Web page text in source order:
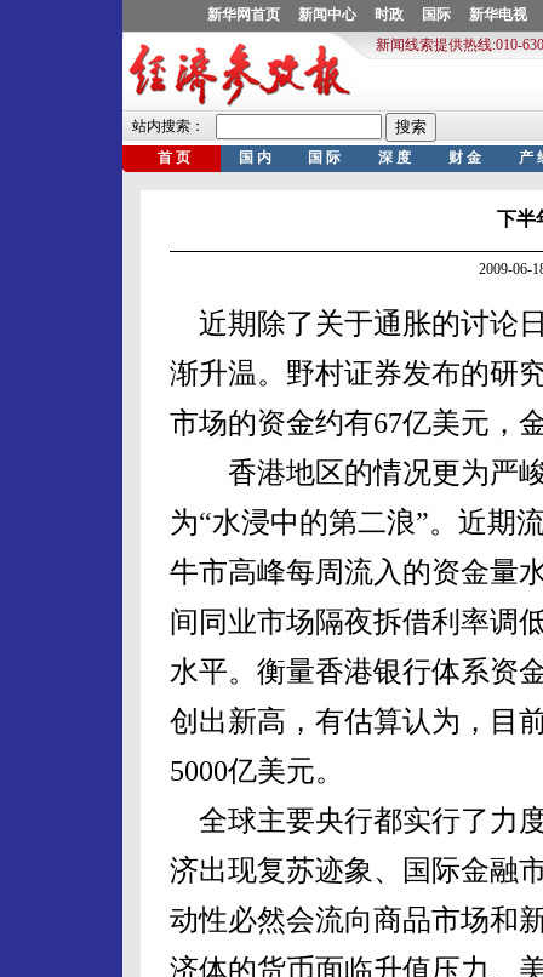
下半
2009-06-
近期除了关于通胀的讨论
渐升温。野村证券发布的研
市场的资金约有67亿美元，
香港地区的情况更为严峻
为“水浸中的第二浪”。近期
牛市高峰每周流入的资金量
间同业市场隔夜拆借利率调
水平。衡量香港银行体系资
创出新高，有估算认为，目
5000亿美元。
全球主要央行都实行了力
济出现复苏迹象、国际金融
动性必然会流向商品市场和
济体的货币面临升值压力、